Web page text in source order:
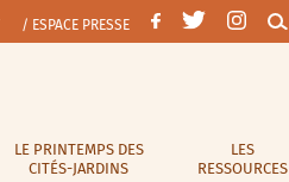
/ ESPACE PRESSE
LE PRINTEMPS DES
CITÉS-JARDINS
LES
RESSOURCES